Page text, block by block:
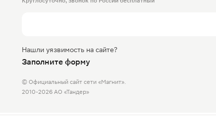
Нашли уязвимость на сайте?
Заполните форму
© Официальный сайт сети «Магнит».
2010-2026 АО «Тандер»